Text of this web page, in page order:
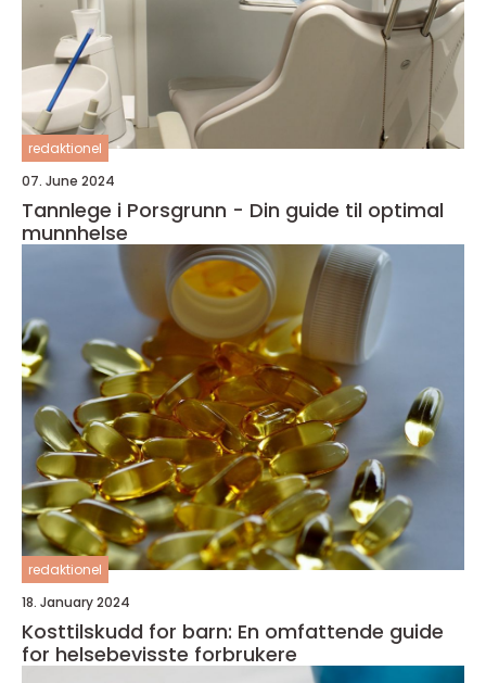
redaktionel
07. June 2024
Tannlege i Porsgrunn - Din guide til optimal
munnhelse
redaktionel
18. January 2024
Kosttilskudd for barn: En omfattende guide
for helsebevisste forbrukere